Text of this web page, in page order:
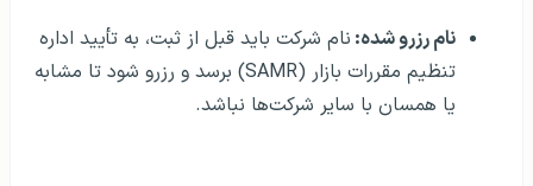
نام رزرو شده: نام شرکت باید قبل از ثبت، به تأیید اداره
تنظیم مقررات بازار (SAMR) برسد و رزرو شود تا مشابه
یا همسان با سایر شرکت‌ها نباشد.